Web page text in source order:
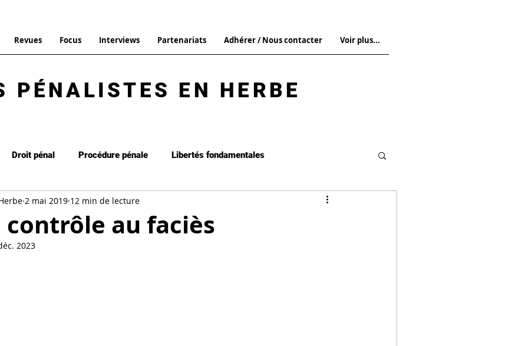
Revues Focus Interviews Partenariats Adhérer / Nous contacter Voir plus...
PÉNALISTES EN HERBE
Droit pénal Procédure pénale Libertés fondamentales
de la peine Interview Focus Droit pénal spécial
Commentaire d'arrêt
contrôle au faciès
2 mai 2019 12 min de lecture
2023